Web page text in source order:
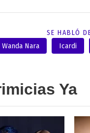
SE HABLÓ
Wanda Nara
Icardi
Ya